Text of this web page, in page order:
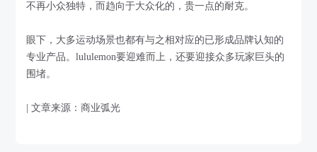
不再小众独特，而趋向于大众化的，贵一点的耐克。
眼下，大多运动场景也都有与之相对应的已形成品牌认知的
专业产品。lululemon要迎难而上，还要迎接众多玩家巨头的
围堵。
| 文章来源：商业弧光